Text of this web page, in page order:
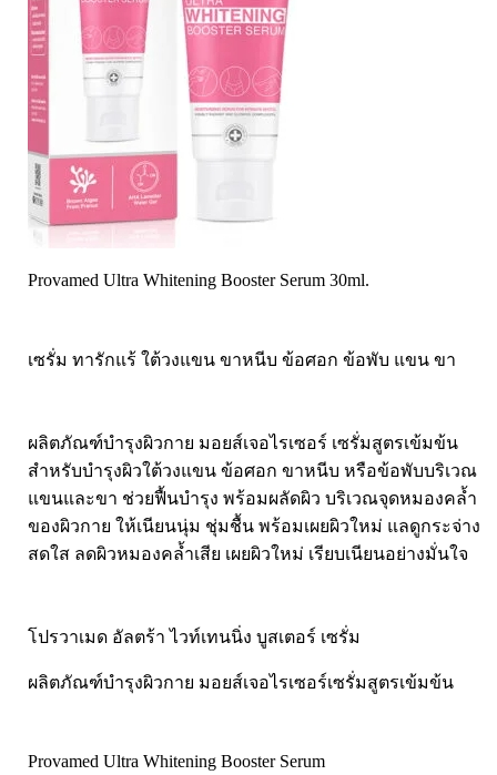
ดีทอกซ์
เพื่อสุขภาพ
สายตา
สมอง ความจำ น้ำมันปลา
เส้นผม
Beta Glucan
กล้ามเนื้อ เพาะกาย
จุดซ่อนเร้นผู้หญิง
สินค้าอื่นๆ
Nutrakal นูทราแคล
Caltrate Calcium
PHARMA NORD
NEOCA
Organic's Herbs
Laurance ลอเรนซ์
Amsel
LYNAE
CeraVe
Preme nobu
Eucerin ยูเซอรีน
Hi-balanz
Vichy
Pharmapure
Vin21
Provamed Ultra Whitening Booster Serum 30ml.
เซรั่ม ทารักแร้ ใต้วงแขน ขาหนีบ ข้อศอก ข้อพับ แขน ขา
ผลิตภัณฑ์บำรุงผิวกาย มอยส์เจอไรเซอร์ เซรั่มสูตรเข้มข้น
สำหรับบำรุงผิวใต้วงแขน ข้อศอก ขาหนีบ หรือข้อพับบริเวณ
แขนและขา ช่วยฟื้นบำรุง พร้อมผลัดผิว บริเวณจุดหมองคล้ำ
ของผิวกาย ให้เนียนนุ่ม ชุ่มชื้น พร้อมเผยผิวใหม่ แลดูกระจ่าง
สดใส ลดผิวหมองคล้ำเสีย เผยผิวใหม่ เรียบเนียนอย่างมั่นใจ
โปรวาเมด อัลตร้า ไวท์เทนนิ่ง บูสเตอร์ เซรั่ม
ผลิตภัณฑ์บำรุงผิวกาย มอยส์เจอไรเซอร์เซรั่มสูตรเข้มข้น
Provamed Ultra Whitening Booster Serum